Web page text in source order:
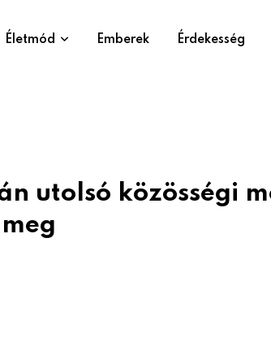
Életmód Emberek Érdekesség
utolsó közösségi